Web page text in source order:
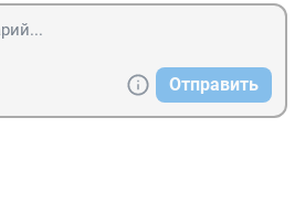
Отправить